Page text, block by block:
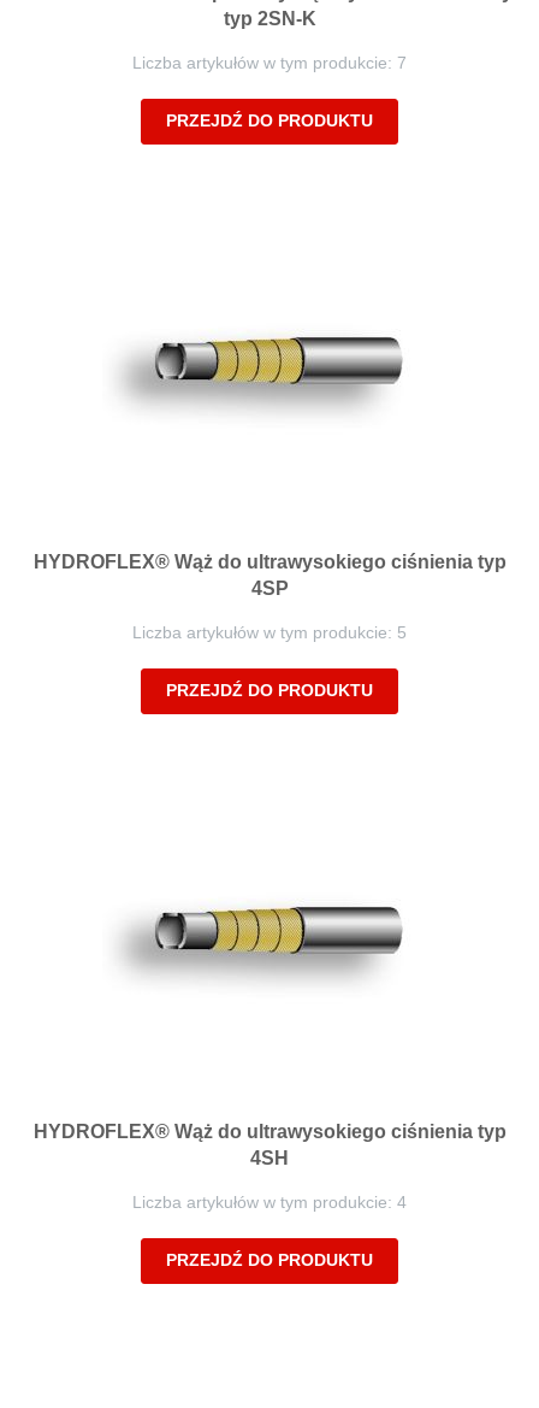
typ 2SN-K
Liczba artykułów w tym produkcie: 7
PRZEJDŹ DO PRODUKTU
HYDROFLEX® Wąż do ultrawysokiego ciśnienia typ
4SP
Liczba artykułów w tym produkcie: 5
PRZEJDŹ DO PRODUKTU
HYDROFLEX® Wąż do ultrawysokiego ciśnienia typ
4SH
Liczba artykułów w tym produkcie: 4
PRZEJDŹ DO PRODUKTU